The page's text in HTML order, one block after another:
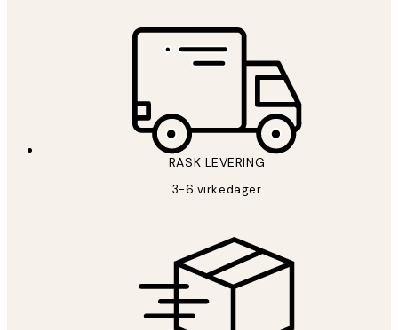
RASK LEVERING
3-6 virkedager